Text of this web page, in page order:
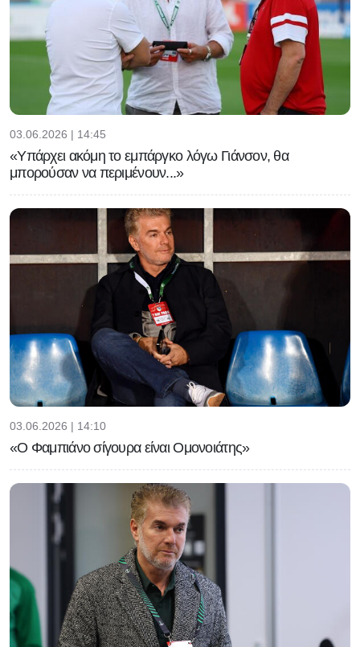
03.06.2026 | 14:45
«Υπάρχει ακόμη το εμπάργκο λόγω Γιάνσον, θα
μπορούσαν να περιμένουν...»
03.06.2026 | 14:10
«Ο Φαμπιάνο σίγουρα είναι Ομονοιάτης»